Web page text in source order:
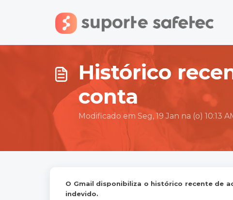
Histórico
conta
Modificado em Seg, 19 Jan na (o) 10:13
O Gmail disponibiliza o histórico recente de
indevido.